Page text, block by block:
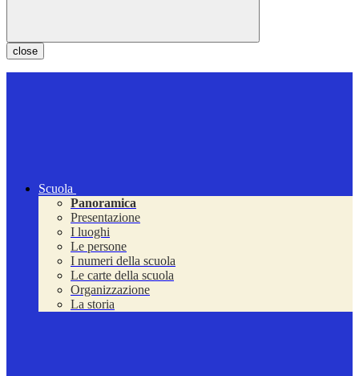
close
Scuola
Panoramica
Presentazione
I luoghi
Le persone
I numeri della scuola
Le carte della scuola
Organizzazione
La storia